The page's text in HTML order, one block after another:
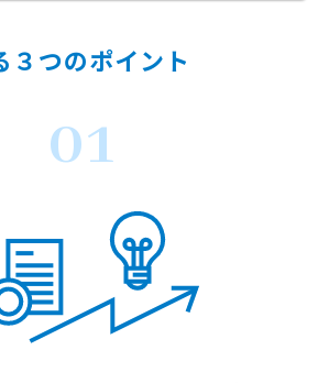
３つのポイント